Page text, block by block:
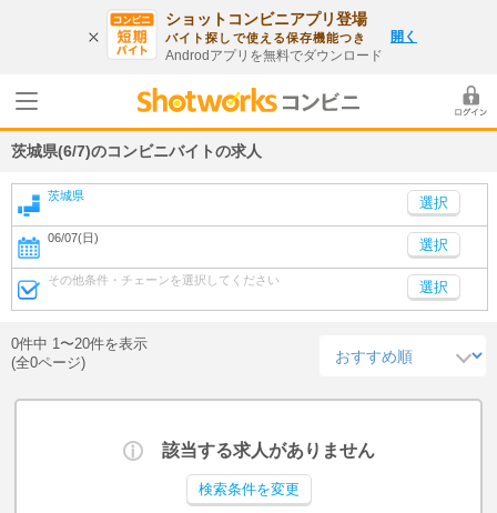
ショットコンビニアプリ登場
バイト探しで使える保存機能つき
Androdアプリを無料でダウンロード
開く
茨城県(6/7)のコンビニバイトの求人
茨城県
06/07(日) 選択
その他条件・チェーンを選択してください 選択
0件中 1〜20件を表示
(全0ページ)
該当する求人がありません
検索条件を変更